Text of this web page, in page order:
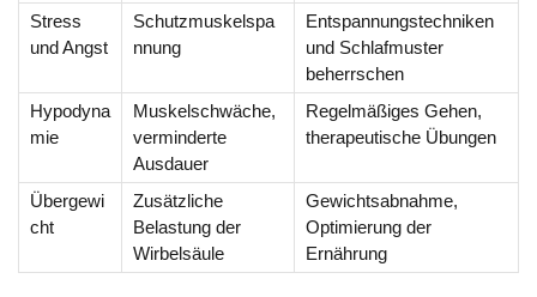
Stress
und Angst
Schutzmuskelspa
nnung
Entspannungstechniken
und Schlafmuster
beherrschen
Hypodyna
mie
Muskelschwäche,
verminderte
Ausdauer
Regelmäßiges Gehen,
therapeutische Übungen
Übergewi
cht
Zusätzliche
Belastung der
Wirbelsäule
Gewichtsabnahme,
Optimierung der
Ernährung